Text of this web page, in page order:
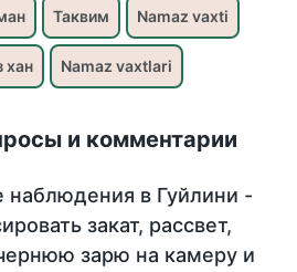
Таквим Namaz vaxti
хан Namaz vaxtlari
и комментарии
наблюдения в Гуйлини -
закат, рассвет,
зарю на камеру и